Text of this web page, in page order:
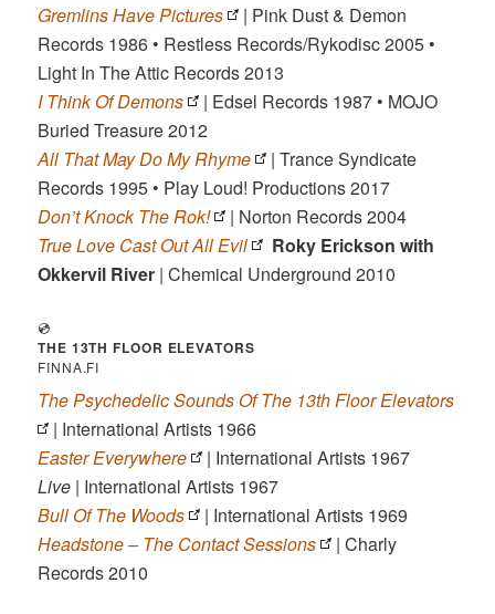
Gremlins Have Pictures
| Pink Dust & Demon
Records 1986 • Restless Records/Rykodisc 2005 •
Light In The Attic Records 2013
I Think Of Demons
| Edsel Records 1987 • MOJO
Buried Treasure 2012
All That May Do My Rhyme
| Trance Syndicate
Records 1995 • Play Loud! Productions 2017
Don’t Knock The Rok!
| Norton Records 2004
True Love Cast Out All Evil
Roky Erickson with
Okkervil River | Chemical Underground 2010
💿
THE 13TH FLOOR ELEVATORS
FINNA.FI
The Psychedelic Sounds Of The 13th Floor Elevators
| International Artists 1966
Easter Everywhere
| International Artists 1967
Live | International Artists 1967
Bull Of The Woods
| International Artists 1969
Headstone – The Contact Sessions
| Charly
Records 2010